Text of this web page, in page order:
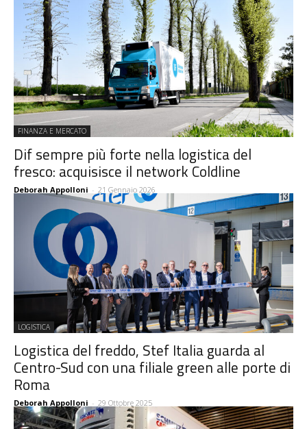
FINANZA E MERCATO
Dif sempre più forte nella logistica del
fresco: acquisisce il network Coldline
Deborah Appolloni - 21 Gennaio 2026
LOGISTICA
Logistica del freddo, Stef Italia guarda al
Centro-Sud con una filiale green alle porte di
Roma
Deborah Appolloni - 29 Ottobre 2025